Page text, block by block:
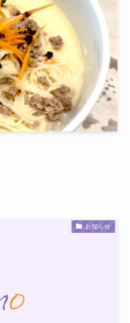
お知らせ